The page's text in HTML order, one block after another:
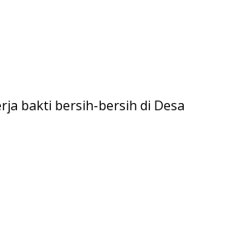
bakti bersih-bersih di Desa